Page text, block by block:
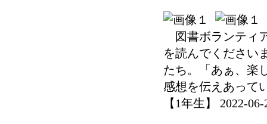
図書ボランティ
を読んでください
たち。「あぁ、楽
感想を伝えあって
【1年生】 2022-